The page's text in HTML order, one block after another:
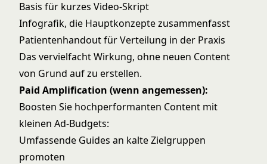
Basis für kurzes Video-Skript
Infografik, die Hauptkonzepte zusammenfasst
Patientenhandout für Verteilung in der Praxis
Das vervielfacht Wirkung, ohne neuen Content
von Grund auf zu erstellen.
Paid Amplification (wenn angemessen):
Boosten Sie hochperformanten Content mit
kleinen Ad-Budgets:
Umfassende Guides an kalte Zielgruppen
promoten